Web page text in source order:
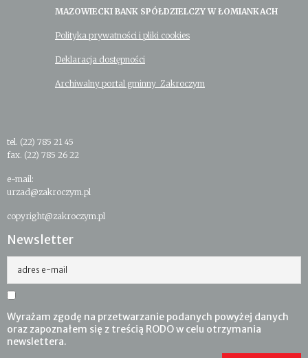
MAZOWIECKI BANK SPÓŁDZIELCZY W ŁOMIANKACH
Polityka prywatności i pliki cookies
Deklaracja dostępności
Archiwalny portal gminny Zakroczym
tel. (22) 785 21 45
fax. (22) 785 26 22
e-mail:
urzad@zakroczym.pl
copyright@zakroczym.pl
Newsletter
adres e-mail
Wyrażam zgodę na przetwarzanie podanych powyżej danych
oraz zapoznałem się z treścią RODO w celu otrzymania
newslettera.